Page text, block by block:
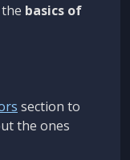
basics of
section to
the ones